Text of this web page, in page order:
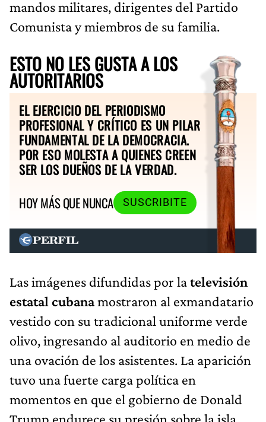
mandos militares, dirigentes del Partido
Comunista y miembros de su familia.
ESTO NO LES GUSTA A LOS
AUTORITARIOS
EL EJERCICIO DEL PERIODISMO
PROFESIONAL Y CRÍTICO ES UN PILAR
FUNDAMENTAL DE LA DEMOCRACIA.
POR ESO MOLESTA A QUIENES CREEN
SER LOS DUEÑOS DE LA VERDAD.
HOY MÁS QUE NUNCA
SUSCRIBITE
Las imágenes difundidas por latelevisión
estatal cubanamostraron al exmandatario
vestido con su tradicional uniforme verde
olivo, ingresando al auditorio en medio de
una ovación de los asistentes. La aparición
tuvo una fuerte carga política en
momentos en que el gobierno de Donald